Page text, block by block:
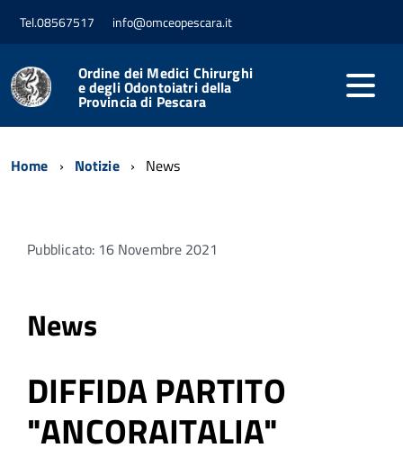
Tel.08567517 info@omceopescara.it
Ordine dei Medici Chirurghi
e degli Odontoiatri della
Provincia di Pescara
Home Notizie News
Pubblicato: 16 Novembre 2021
News
DIFFIDA PARTITO
"ANCORAITALIA"